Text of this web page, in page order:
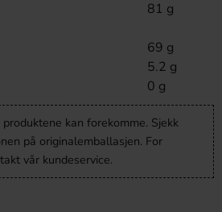
81 g
69 g
5.2 g
0 g
kan forekomme. Sjekk
på originalemballasjen. For
vår kundeservice.